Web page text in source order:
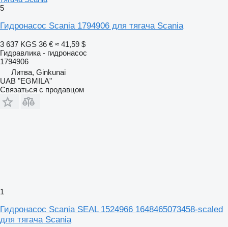
5
Гидронасос Scania 1794906 для тягача Scania
3 637 KGS 36 € ≈ 41,59 $
Гидравлика - гидронасос
1794906
Литва, Ginkunai
UAB "EGMILA"
Связаться с продавцом
1
Гидронасос Scania SEAL 1524966 1648465073458-scaled
для тягача Scania